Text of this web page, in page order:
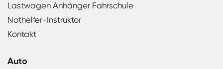
Lastwagen Anhänger Fahrschule
Nothelfer-Instruktor
Kontakt
Auto